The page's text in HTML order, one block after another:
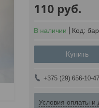
110 руб.
В наличии Код:
Купить
+375 (29) 656-10-47
Условия оплаты и